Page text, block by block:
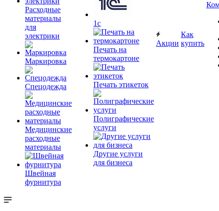
Расходные
материалы
для
электрики
Маркировка
Спецодежда
Медицинские
расходные
материалы
Швейная
фурнитура
1c
Печать на
термокартоне
Печать этикеток
Полиграфические
услуги
Другие услуги
для бизнеса
Акции
Как
купить